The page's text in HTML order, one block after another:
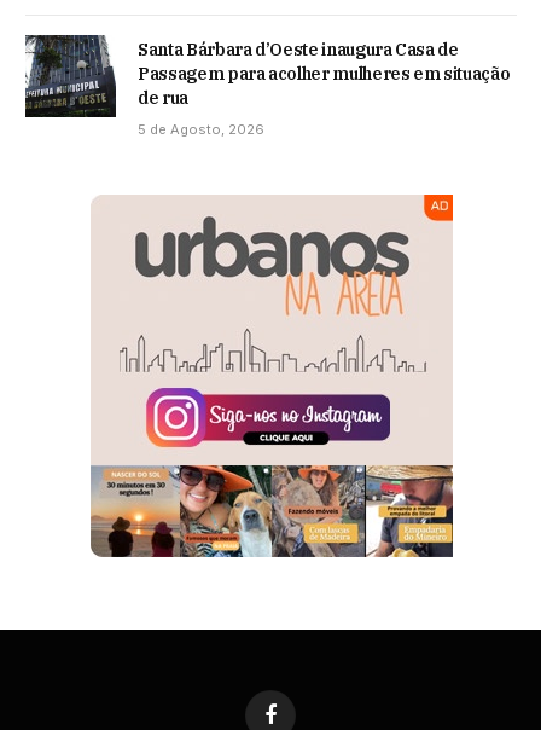
Santa Bárbara d’Oeste inaugura Casa de
Passagem para acolher mulheres em situação
de rua
5 de Agosto, 2026
Facebook